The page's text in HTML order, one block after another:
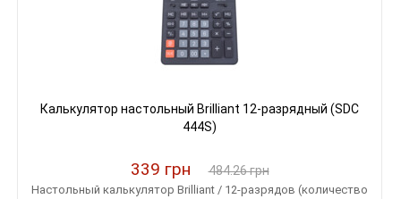
Калькулятор настольный Brilliant 12-разрядный (SDC
444S)
339 грн 484.26 грн
Настольный калькулятор Brilliant / 12-разрядов (количество